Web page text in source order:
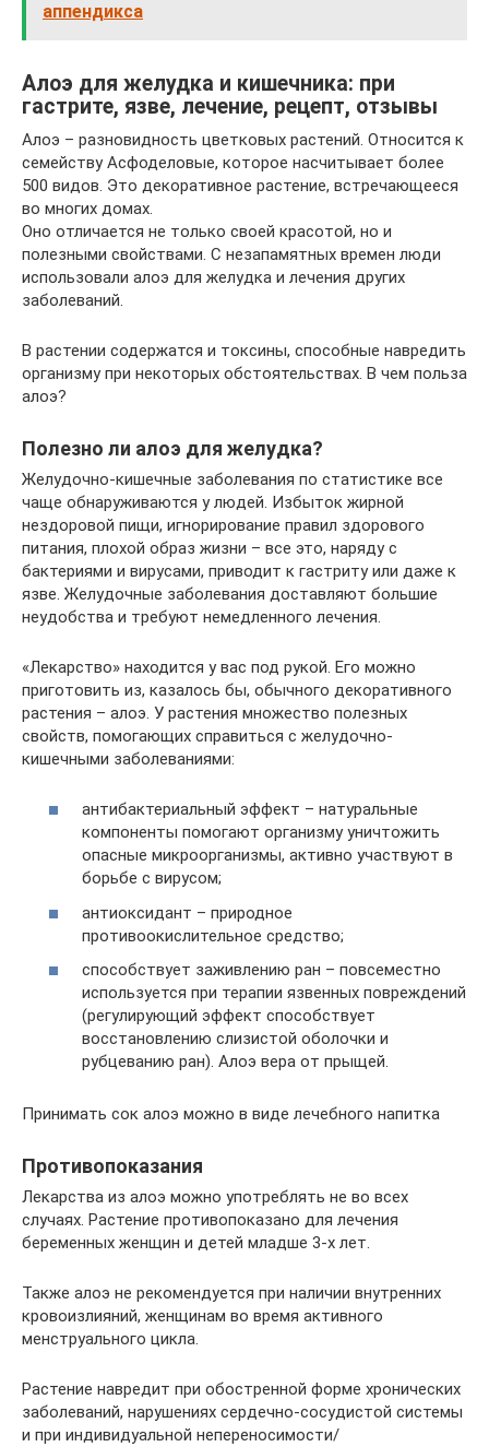
аппендикса
Алоэ для желудка и кишечника: при
гастрите, язве, лечение, рецепт, отзывы
Алоэ – разновидность цветковых растений. Относится к
семейству Асфоделовые, которое насчитывает более
500 видов. Это декоративное растение, встречающееся
во многих домах.
Оно отличается не только своей красотой, но и
полезными свойствами. С незапамятных времен люди
использовали алоэ для желудка и лечения других
заболеваний.
В растении содержатся и токсины, способные навредить
организму при некоторых обстоятельствах. В чем польза
алоэ?
Полезно ли алоэ для желудка?
Желудочно-кишечные заболевания по статистике все
чаще обнаруживаются у людей. Избыток жирной
нездоровой пищи, игнорирование правил здорового
питания, плохой образ жизни – все это, наряду с
бактериями и вирусами, приводит к гастриту или даже к
язве. Желудочные заболевания доставляют большие
неудобства и требуют немедленного лечения.
«Лекарство» находится у вас под рукой. Его можно
приготовить из, казалось бы, обычного декоративного
растения – алоэ. У растения множество полезных
свойств, помогающих справиться с желудочно-
кишечными заболеваниями:
антибактериальный эффект – натуральные
компоненты помогают организму уничтожить
опасные микроорганизмы, активно участвуют в
борьбе с вирусом;
антиоксидант – природное
противоокислительное средство;
способствует заживлению ран – повсеместно
используется при терапии язвенных повреждений
(регулирующий эффект способствует
восстановлению слизистой оболочки и
рубцеванию ран). Алоэ вера от прыщей.
Принимать сок алоэ можно в виде лечебного напитка
Противопоказания
Лекарства из алоэ можно употреблять не во всех
случаях. Растение противопоказано для лечения
беременных женщин и детей младше 3-х лет.
Также алоэ не рекомендуется при наличии внутренних
кровоизлияний, женщинам во время активного
менструального цикла.
Растение навредит при обостренной форме хронических
заболеваний, нарушениях сердечно-сосудистой системы
и при индивидуальной непереносимости/